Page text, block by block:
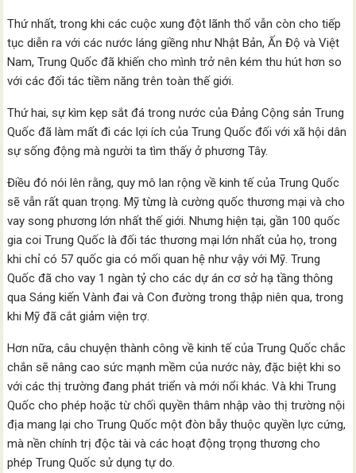
Thứ nhất, trong khi các cuộc xung đột lãnh thổ vẫn còn cho tiếp
tục diễn ra với các nước láng giềng như Nhật Bản, Ấn Độ và Việt
Nam, Trung Quốc đã khiến cho mình trở nên kém thu hút hơn so
với các đối tác tiềm năng trên toàn thế giới.
Thứ hai, sự kìm kẹp sắt đá trong nước của Đảng Cộng sản Trung
Quốc đã làm mất đi các lợi ích của Trung Quốc đối với xã hội dân
sự sống động mà người ta tìm thấy ở phương Tây.
Điều đó nói lên rằng, quy mô lan rộng về kinh tế của Trung Quốc
sẽ vẫn rất quan trọng. Mỹ từng là cường quốc thương mại và cho
vay song phương lớn nhất thế giới. Nhưng hiện tại, gần 100 quốc
gia coi Trung Quốc là đối tác thương mại lớn nhất của họ, trong
khi chỉ có 57 quốc gia có mối quan hệ như vậy với Mỹ. Trung
Quốc đã cho vay 1 ngàn tỷ cho các dự án cơ sở hạ tầng thông
qua Sáng kiến Vành đai và Con đường trong thập niên qua, trong
khi Mỹ đã cắt giảm viện trợ.
Hơn nữa, câu chuyện thành công về kinh tế của Trung Quốc chắc
chắn sẽ nâng cao sức mạnh mềm của nước này, đặc biệt khi so
với các thị trường đang phát triển và mới nổi khác. Và khi Trung
Quốc cho phép hoặc từ chối quyền thâm nhập vào thị trường nội
địa mang lại cho Trung Quốc một đòn bẫy thuộc quyền lực cứng,
mà nền chính trị độc tài và các hoạt động trọng thương cho
phép Trung Quốc sử dụng tự do.